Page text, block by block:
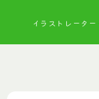
イラストレータ